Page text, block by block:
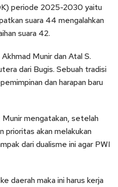
periode 2025-2030 yaitu
suara 44 mengalahkan
suara 42.
Munir dan Atal S.
dari Bugis. Sebuah tradisi
dan harapan baru
mengatakan, setelah
prioritas akan melakukan
dari dualisme ini agar PWI
daerah maka ini harus kerja